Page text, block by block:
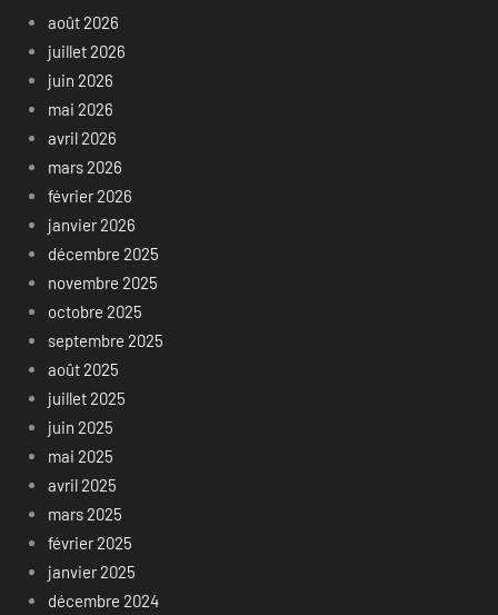
août 2026
juillet 2026
juin 2026
mai 2026
avril 2026
mars 2026
février 2026
janvier 2026
décembre 2025
novembre 2025
octobre 2025
septembre 2025
août 2025
juillet 2025
juin 2025
mai 2025
avril 2025
mars 2025
février 2025
janvier 2025
décembre 2024